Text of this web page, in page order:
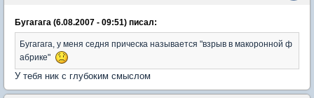
Бугагага (6.08.2007 - 09:51) писал:
Бугагага, у меня седня прическа называется "взрыв в макоронной ф
абрике"
У тебя ник с глубоким смыслом